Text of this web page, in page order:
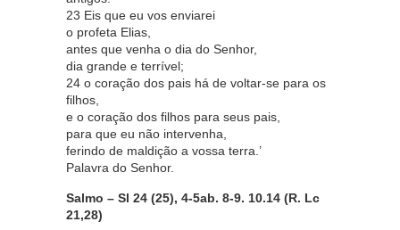
23 Eis que eu vos enviarei
o profeta Elias,
antes que venha o dia do Senhor,
dia grande e terrível;
24 o coração dos pais há de voltar-se para os
filhos,
e o coração dos filhos para seus pais,
para que eu não intervenha,
ferindo de maldição a vossa terra.’
Palavra do Senhor.
Salmo – Sl 24 (25), 4-5ab. 8-9. 10.14 (R. Lc
21,28)